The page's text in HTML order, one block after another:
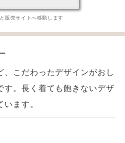
販売サイトへ移動します
、こだわったデザインがおし
す。長く着ても飽きないデザ
ます。